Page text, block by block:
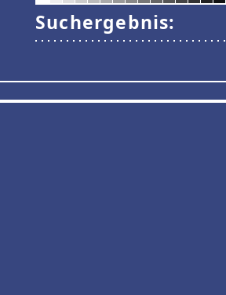
Suchergebnis: